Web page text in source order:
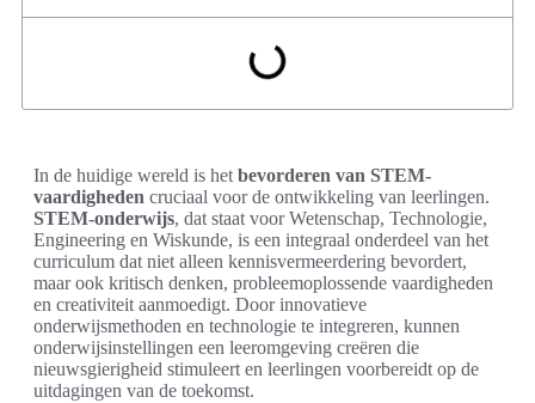
In de huidige wereld is het bevorderen van STEM-
vaardigheden cruciaal voor de ontwikkeling van leerlingen.
STEM-onderwijs, dat staat voor Wetenschap, Technologie,
Engineering en Wiskunde, is een integraal onderdeel van het
curriculum dat niet alleen kennisvermeerdering bevordert,
maar ook kritisch denken, probleemoplossende vaardigheden
en creativiteit aanmoedigt. Door innovatieve
onderwijsmethoden en technologie te integreren, kunnen
onderwijsinstellingen een leeromgeving creëren die
nieuwsgierigheid stimuleert en leerlingen voorbereidt op de
uitdagingen van de toekomst.